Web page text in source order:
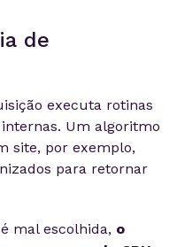
de
executa rotinas
Um algoritmo
site, por exemplo,
para retornar
mal escolhida, o